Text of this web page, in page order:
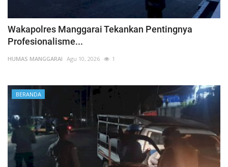
Wakapolres Manggarai Tekankan Pentingnya
Profesionalisme...
HUMAS MANGGARAI Agu 10, 2026 1
BERANDA